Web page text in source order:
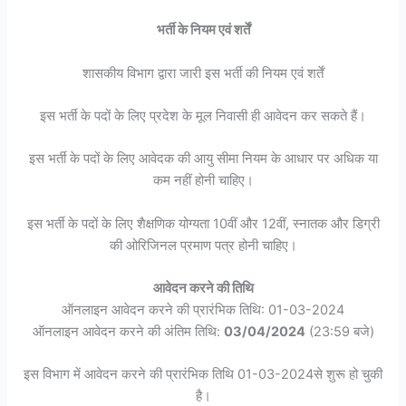
भर्ती के नियम एवं शर्तें
शासकीय विभाग द्वारा जारी इस भर्ती की नियम एवं शर्तें
इस भर्ती के पदों के लिए प्रदेश के मूल निवासी ही आवेदन कर सकते हैं।
इस भर्ती के पदों के लिए आवेदक की आयु सीमा नियम के आधार पर अधिक या
कम नहीं होनी चाहिए।
इस भर्ती के पदों के लिए शैक्षणिक योग्यता 10वीं और 12वीं, स्नातक और डिग्री
की ओरिजिनल प्रमाण पत्र होनी चाहिए।
आवेदन करने की तिथि
ऑनलाइन आवेदन करने की प्रारंभिक तिथि: 01-03-2024
ऑनलाइन आवेदन करने की अंतिम तिथि: 03/04/2024(23:59 बजे)
इस विभाग में आवेदन करने की प्रारंभिक तिथि 01-03-2024से शुरू हो चुकी
है।